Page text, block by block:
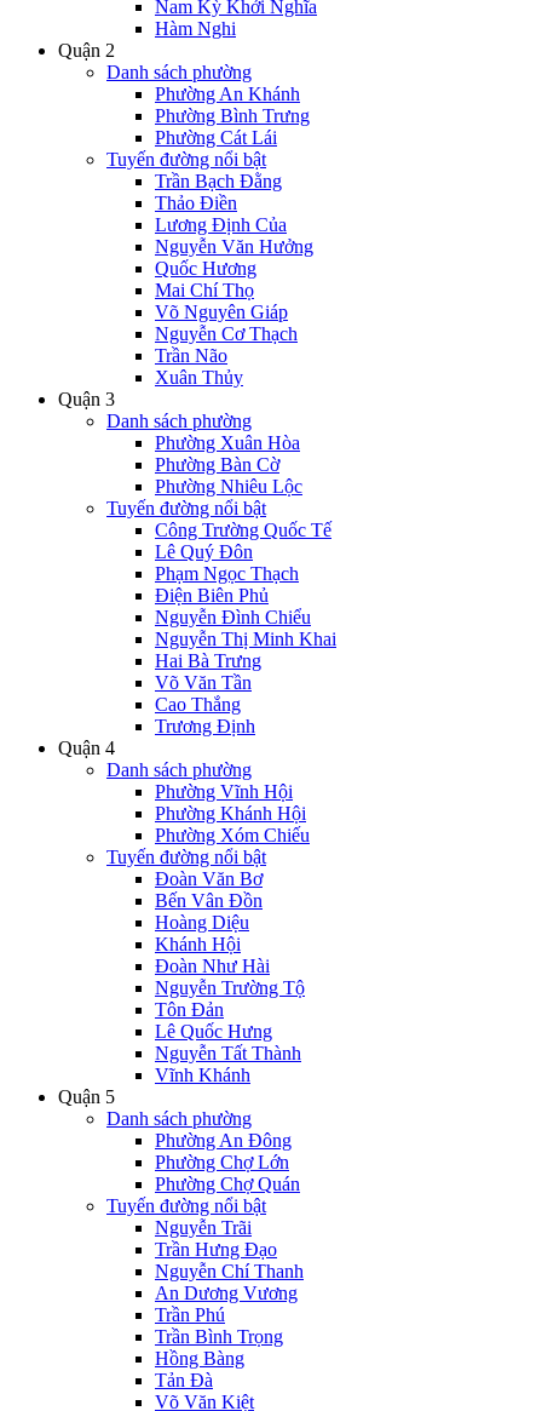
Nam Kỳ Khởi Nghĩa
Hàm Nghi
Quận 2
Danh sách phường
Phường An Khánh
Phường Bình Trưng
Phường Cát Lái
Tuyến đường nổi bật
Trần Bạch Đằng
Thảo Điền
Lương Định Của
Nguyễn Văn Hưởng
Quốc Hương
Mai Chí Thọ
Võ Nguyên Giáp
Nguyễn Cơ Thạch
Trần Não
Xuân Thủy
Quận 3
Danh sách phường
Phường Xuân Hòa
Phường Bàn Cờ
Phường Nhiêu Lộc
Tuyến đường nổi bật
Công Trường Quốc Tế
Lê Quý Đôn
Phạm Ngọc Thạch
Điện Biên Phủ
Nguyễn Đình Chiểu
Nguyễn Thị Minh Khai
Hai Bà Trưng
Võ Văn Tần
Cao Thắng
Trương Định
Quận 4
Danh sách phường
Phường Vĩnh Hội
Phường Khánh Hội
Phường Xóm Chiếu
Tuyến đường nổi bật
Đoàn Văn Bơ
Bến Vân Đồn
Hoàng Diệu
Khánh Hội
Đoàn Như Hài
Nguyễn Trường Tộ
Tôn Đản
Lê Quốc Hưng
Nguyễn Tất Thành
Vĩnh Khánh
Quận 5
Danh sách phường
Phường An Đông
Phường Chợ Lớn
Phường Chợ Quán
Tuyến đường nổi bật
Nguyễn Trãi
Trần Hưng Đạo
Nguyễn Chí Thanh
An Dương Vương
Trần Phú
Trần Bình Trọng
Hồng Bàng
Tản Đà
Võ Văn Kiệt